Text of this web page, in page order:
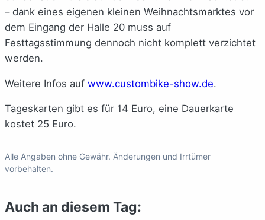
– dank eines eigenen kleinen Weihnachtsmarktes vor
dem Eingang der Halle 20 muss auf
Festtagsstimmung dennoch nicht komplett verzichtet
werden.
Weitere Infos auf www.custombike-show.de.
Tageskarten gibt es für 14 Euro, eine Dauerkarte
kostet 25 Euro.
Alle Angaben ohne Gewähr. Änderungen und Irrtümer
vorbehalten.
Auch an diesem Tag: